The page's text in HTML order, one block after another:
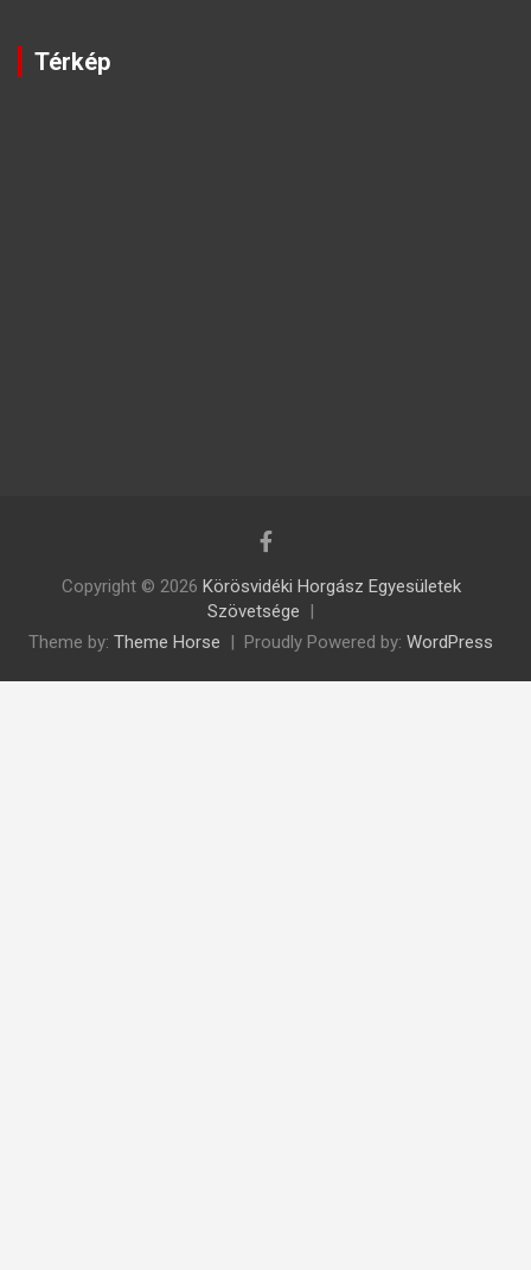
Térkép
Copyright © 2026 Körösvidéki Horgász Egyesületek
Szövetsége
Theme by: Theme Horse Proudly Powered by: WordPress